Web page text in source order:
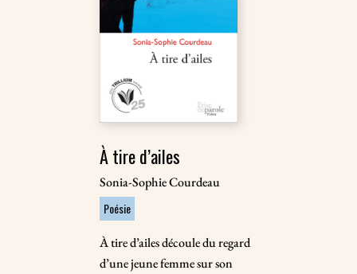
À tire d’ailes
Sonia-Sophie Courdeau
Poésie
À tire d’ailes découle du regard
d’une jeune femme sur son